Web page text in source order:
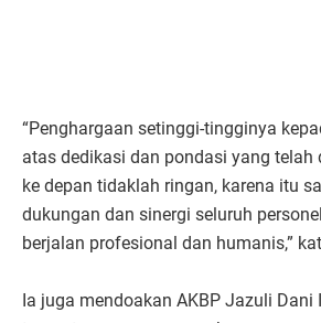
“Penghargaan setinggi-tingginya
atas dedikasi dan pondasi yang telah
ke depan tidaklah ringan, karena itu
dukungan dan sinergi seluruh
berjalan profesional dan humanis,”
Ia juga mendoakan AKBP Jazuli Dani